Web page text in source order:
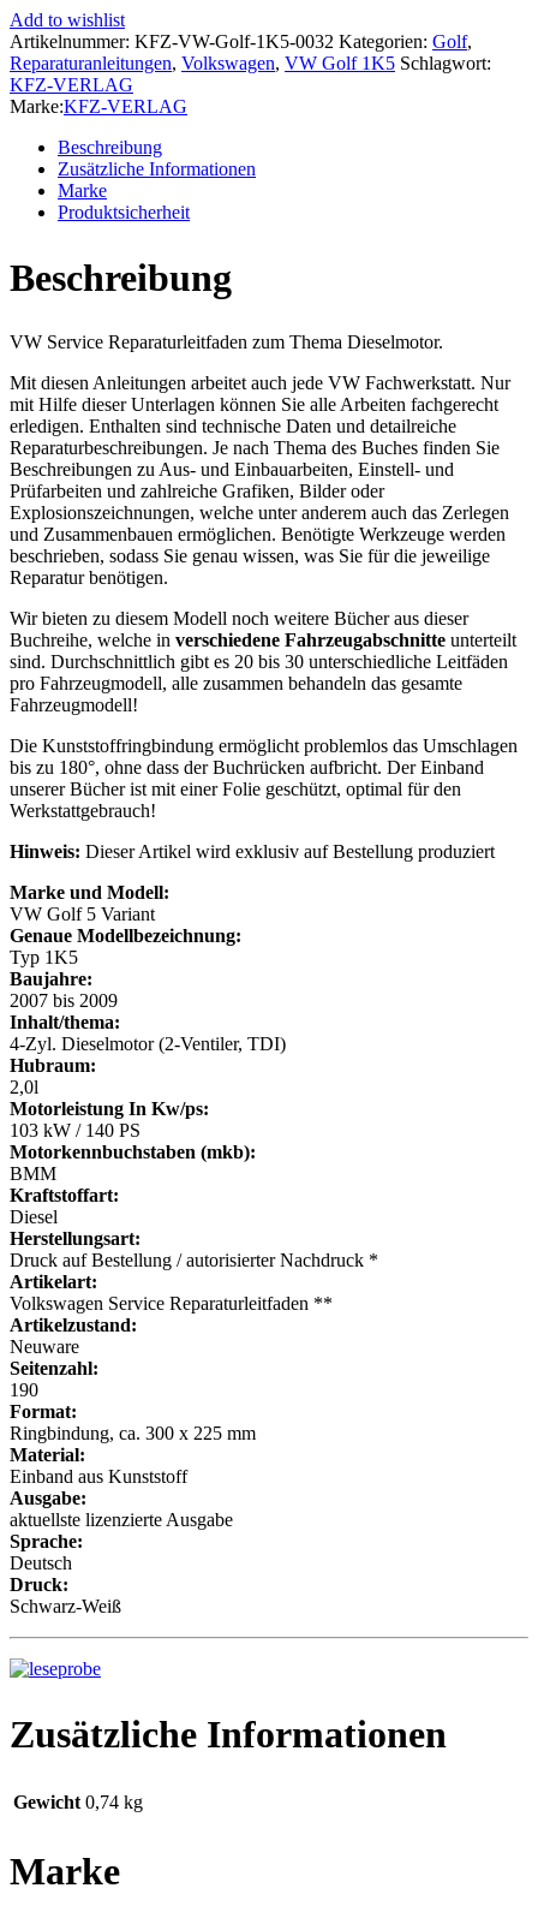
Variant
(07-
09)
4-
Zyl.
2,0l
Dieselmotor
Reparaturanleitung
Add to wishlist
Artikelnummer: KFZ-VW-Golf-1K5-0032 Kategorien: Golf,
Reparaturanleitungen, Volkswagen, VW Golf 1K5 Schlagwort:
KFZ-VERLAG
Marke:KFZ-VERLAG
Beschreibung
Zusätzliche Informationen
Marke
Produktsicherheit
Beschreibung
VW Service Reparaturleitfaden zum Thema Dieselmotor.
Mit diesen Anleitungen arbeitet auch jede VW Fachwerkstatt. Nur
mit Hilfe dieser Unterlagen können Sie alle Arbeiten fachgerecht
erledigen. Enthalten sind technische Daten und detailreiche
Reparaturbeschreibungen. Je nach Thema des Buches finden Sie
Beschreibungen zu Aus- und Einbauarbeiten, Einstell- und
Prüfarbeiten und zahlreiche Grafiken, Bilder oder
Explosionszeichnungen, welche unter anderem auch das Zerlegen
und Zusammenbauen ermöglichen. Benötigte Werkzeuge werden
beschrieben, sodass Sie genau wissen, was Sie für die jeweilige
Reparatur benötigen.
Wir bieten zu diesem Modell noch weitere Bücher aus dieser
Buchreihe, welche in verschiedene Fahrzeugabschnitte unterteilt
sind. Durchschnittlich gibt es 20 bis 30 unterschiedliche Leitfäden
pro Fahrzeugmodell, alle zusammen behandeln das gesamte
Fahrzeugmodell!
Die Kunststoffringbindung ermöglicht problemlos das Umschlagen
bis zu 180°, ohne dass der Buchrücken aufbricht. Der Einband
unserer Bücher ist mit einer Folie geschützt, optimal für den
Werkstattgebrauch!
Hinweis: Dieser Artikel wird exklusiv auf Bestellung produziert
Marke und Modell:
VW Golf 5 Variant
Genaue Modellbezeichnung:
Typ 1K5
Baujahre:
2007 bis 2009
Inhalt/thema:
4-Zyl. Dieselmotor (2-Ventiler, TDI)
Hubraum:
2,0l
Motorleistung In Kw/ps:
103 kW / 140 PS
Motorkennbuchstaben (mkb):
BMM
Kraftstoffart:
Diesel
Herstellungsart:
Druck auf Bestellung / autorisierter Nachdruck *
Artikelart:
Volkswagen Service Reparaturleitfaden **
Artikelzustand:
Neuware
Seitenzahl:
190
Format:
Ringbindung, ca. 300 x 225 mm
Material:
Einband aus Kunststoff
Ausgabe:
aktuellste lizenzierte Ausgabe
Sprache:
Deutsch
Druck:
Schwarz-Weiß
Zusätzliche Informationen
Gewicht 0,74 kg
Marke